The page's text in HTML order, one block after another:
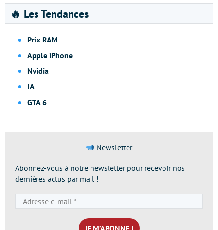
🔥 Les Tendances
Prix RAM
Apple iPhone
Nvidia
IA
GTA 6
Newsletter
Abonnez-vous à notre newsletter pour recevoir nos
dernières actus par mail !
e-
mail